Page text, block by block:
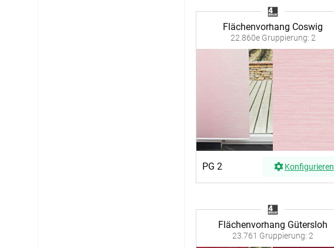
Flächenvorhang Coswig
22.860e Gruppierung: 2
PG 2 Konfigurieren
Flächenvorhang Gütersloh
23.761 Gruppierung: 2